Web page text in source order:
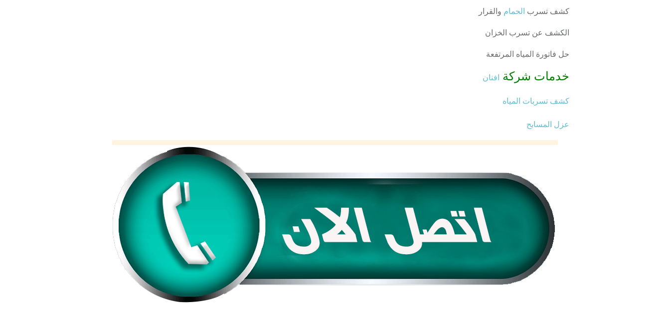
كشف تسرب الحمام والقرار
الكشف عن تسرب الخزان
حل فاتورة المياه المرتفعة
خدمات شركة افنان
كشف تسربات المياه
عزل المسابح